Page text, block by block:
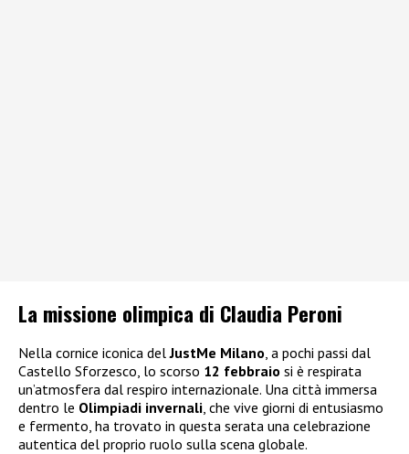
La missione olimpica di Claudia Peroni
Nella cornice iconica delJustMe Milano , a pochi passi dal
Castello Sforzesco, lo scorso 12 febbraio si è respirata
un’atmosfera dal respiro internazionale. Una città immersa
dentro le Olimpiadi invernali , che vive giorni di entusiasmo
e fermento, ha trovato in questa serata una celebrazione
autentica del proprio ruolo sulla scena globale.